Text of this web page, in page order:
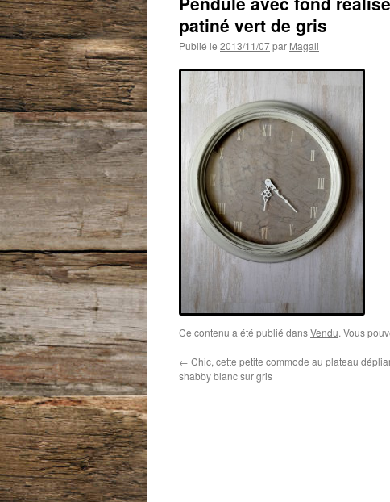
patiné vert de gris
Publié le 2013/11/07par Magali
Ce contenu a été publié dansVendu. Vous
← Chic, cette petite commode au plateau
shabby blanc sur gris